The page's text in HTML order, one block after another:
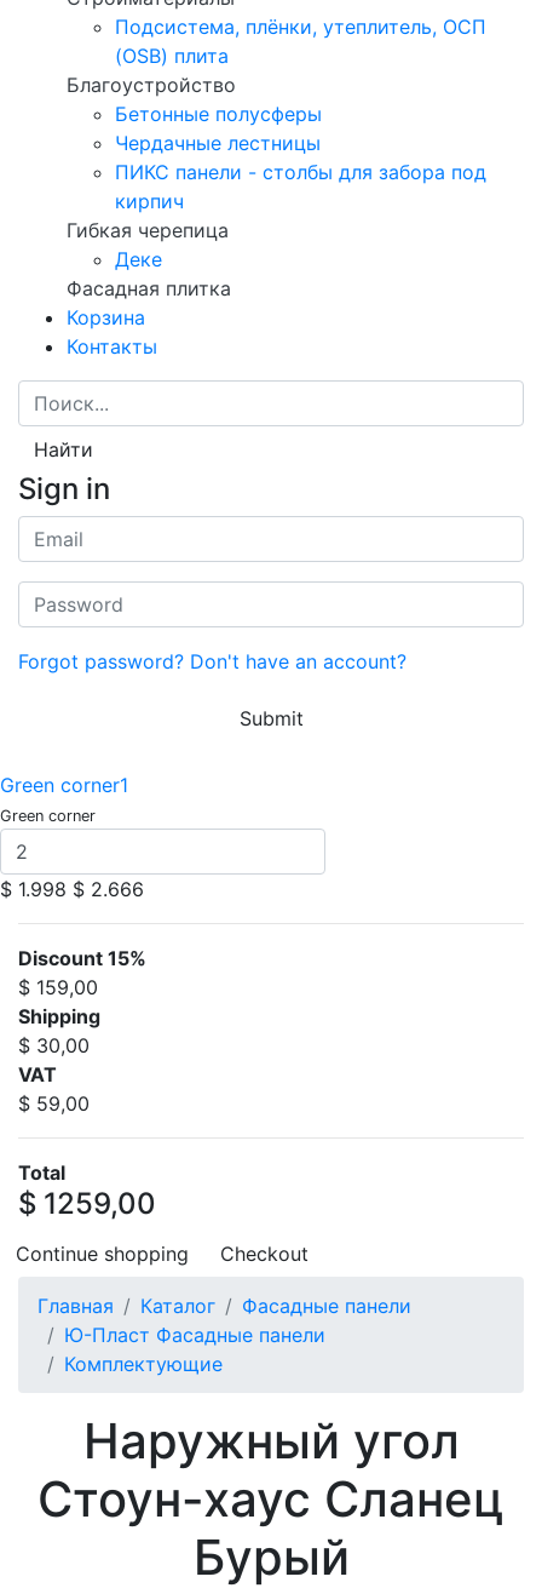
Подсистема, плёнки, утеплитель, ОСП
(OSB) плита
Благоустройство
Бетонные полусферы
Чердачные лестницы
ПИКС панели - столбы для забора под
кирпич
Гибкая черепица
Деке
Фасадная плитка
Корзина
Контакты
Найти
Sign in
Forgot password? Don't have an account?
Submit
Green corner1
Green corner
$ 1.998 $ 2.666
Discount 15%
$ 159,00
Shipping
$ 30,00
VAT
$ 59,00
Total
$ 1259,00
Continue shopping Checkout
Главная Каталог
Фасадные панели
Ю-Пласт Фасадные панели
Комплектующие
Наружный угол
Стоун-хаус Сланец
Бурый